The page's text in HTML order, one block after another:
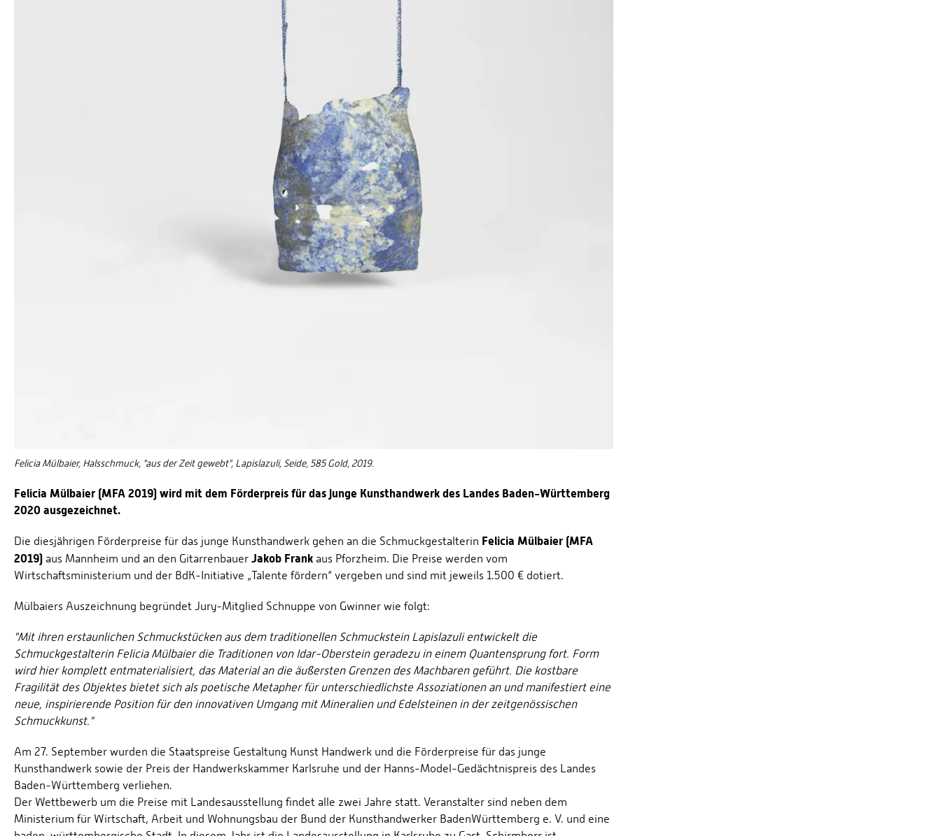
Felicia Mülbaier, Halsschmuck, "aus der Zeit gewebt", Lapislazuli, Seide, 585 Gold, 2019.
Felicia Mülbaier (MFA 2019) wird mit dem Förderpreis für das junge Kunsthandwerk des Landes Baden-Württemberg
2020 ausgezeichnet.
Die diesjährigen Förderpreise für das junge Kunsthandwerk gehen an die Schmuckgestalterin Felicia Mülbaier (MFA
2019) aus Mannheim und an den Gitarrenbauer Jakob Frank aus Pforzheim. Die Preise werden vom
Wirtschaftsministerium und der BdK-Initiative „Talente fördern“ vergeben und sind mit jeweils 1.500 € dotiert.
Mülbaiers Auszeichnung begründet Jury-Mitglied Schnuppe von Gwinner wie folgt:
"Mit ihren erstaunlichen Schmuckstücken aus dem traditionellen Schmuckstein Lapislazuli entwickelt die
Schmuckgestalterin Felicia Mülbaier die Traditionen von Idar-Oberstein geradezu in einem Quantensprung fort. Form
wird hier komplett entmaterialisiert, das Material an die äußersten Grenzen des Machbaren geführt. Die kostbare
Fragilität des Objektes bietet sich als poetische Metapher für unterschiedlichste Assoziationen an und manifestiert eine
neue, inspirierende Position für den innovativen Umgang mit Mineralien und Edelsteinen in der zeitgenössischen
Schmuckkunst."
Am 27. September wurden die Staatspreise Gestaltung Kunst Handwerk und die Förderpreise für das junge
Kunsthandwerk sowie der Preis der Handwerkskammer Karlsruhe und der Hanns-Model-Gedächtnispreis des Landes
Baden-Württemberg verliehen.
Der Wettbewerb um die Preise mit Landesausstellung findet alle zwei Jahre statt. Veranstalter sind neben dem
Ministerium für Wirtschaft, Arbeit und Wohnungsbau der Bund der Kunsthandwerker BadenWürttemberg e. V. und eine